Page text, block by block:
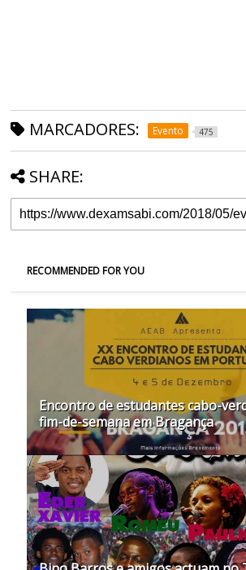
MARCADORES: Evento 475
SHARE:
RECOMMENDED FOR YOU
Encontro de estudantes cabo-
fim-de-semana em Bragança